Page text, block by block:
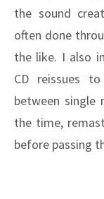
the sound
often done
the like. I also
CD reissues
between
the time,
before passing